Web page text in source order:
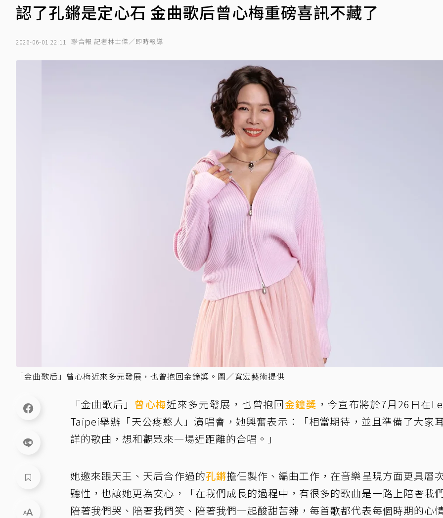
認了孔鏘是定心石 金曲歌后曾心梅重磅喜訊不藏了
2026-06-01 22:11 聯合報 記者林士傑／即時報導
「金曲歌后」曾心梅近來多元發展，也曾抱回金鐘獎。圖／寬宏藝術提供
「金曲歌后」 曾心梅近來多元發展，也曾抱回金鐘獎 ，今宣布將於7月26日在
Taipei舉辦「天公疼憨人」演唱會，她興奮表示：「相當期待，並且準備了大家
詳的歌曲，想和觀眾來一場近距離的合唱。」
她邀來跟天王、天后合作過的孔鏘擔任製作、編曲工作，在音樂呈現方面更具層
聽性，也讓她更為安心，「在我們成長的過程中，有很多的歌曲是一路上陪著我
陪著我們哭、陪著我們笑、陪著我們一起酸甜苦辣，每首歌都代表每個時期的心